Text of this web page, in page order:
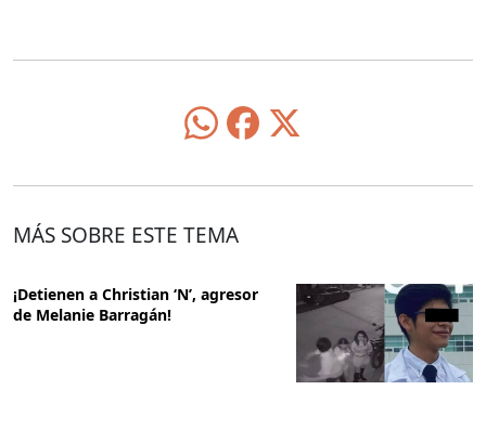
MÁS SOBRE ESTE TEMA
¡Detienen a Christian ‘N’, agresor
de Melanie Barragán!